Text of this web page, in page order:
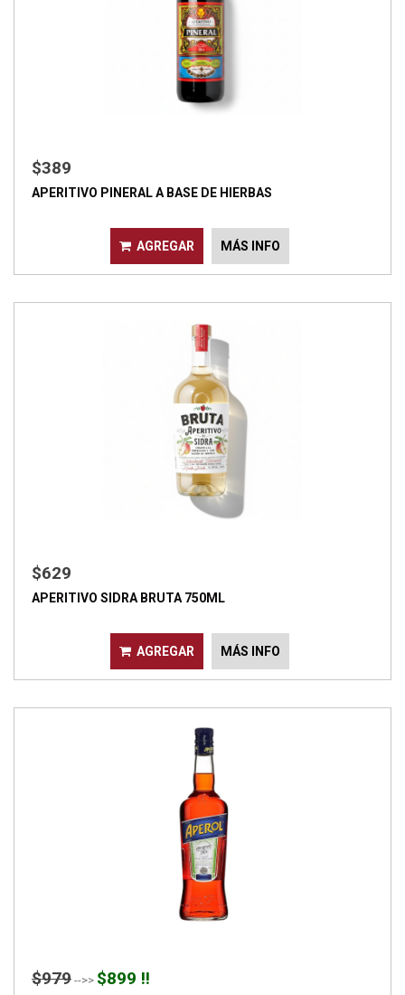
$389
APERITIVO PINERAL A BASE DE HIERBAS
AGREGAR MÁS INFO
$629
APERITIVO SIDRA BRUTA 750ML
AGREGAR MÁS INFO
$979 -->> $899 !!